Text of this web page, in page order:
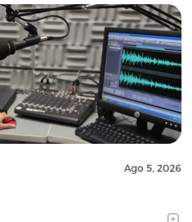
Ago 5, 2026